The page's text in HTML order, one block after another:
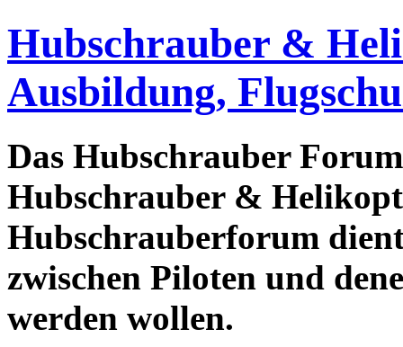
Hubschrauber &
Ausbildung,
Das Hubschrauber
Hubschrauber &
Hubschrauberforum
zwischen Piloten und
werden wollen.